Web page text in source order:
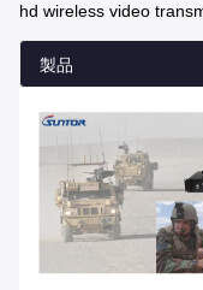
マ
製
hd wireless video
製品